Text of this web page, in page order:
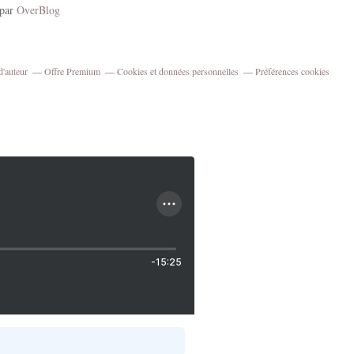
OverBlog
Offre Premium Cookies et données personnelles Préférences cookies
-15:25